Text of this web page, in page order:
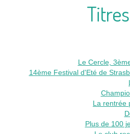
Le Cercle,
14ème Festival d'Eté de
La rentrée
Plus de 100